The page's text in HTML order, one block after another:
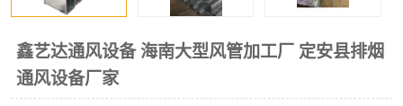
鑫艺达通风设备 海南大型风管加工厂 定安县排烟
通风设备厂家
排烟风机 百叶风口
油烟净化器